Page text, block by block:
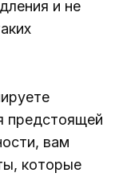
и не
предстоящей
вам
которые